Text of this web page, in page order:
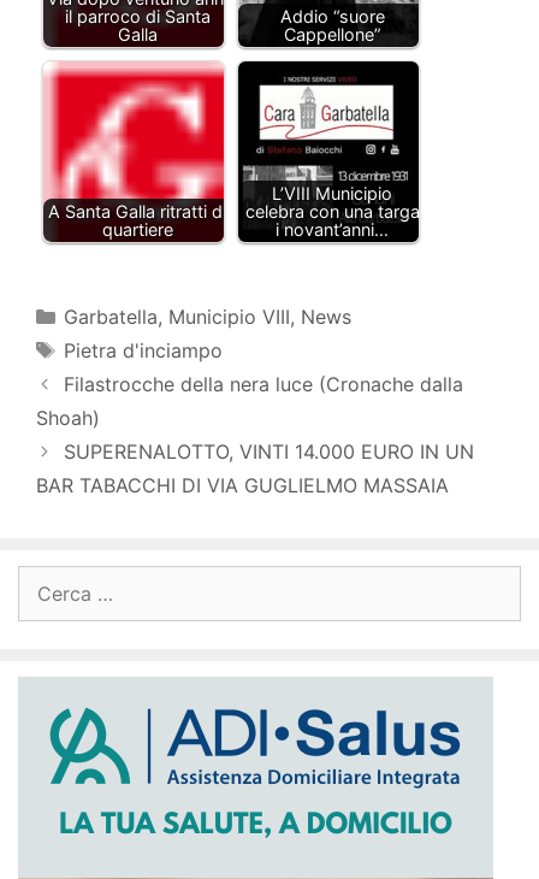
il parroco di Santa
Galla
Addio “suore
Cappellone”
A Santa Galla ritratti di
quartiere
L’VIII Municipio
celebra con una targa
i novant’anni…
Categorie
Garbatella, Municipio VIII, News
Tag
Pietra d'inciampo
Filastrocche della nera luce (Cronache dalla
Shoah)
SUPERENALOTTO, VINTI 14.000 EURO IN UN
BAR TABACCHI DI VIA GUGLIELMO MASSAIA
per: